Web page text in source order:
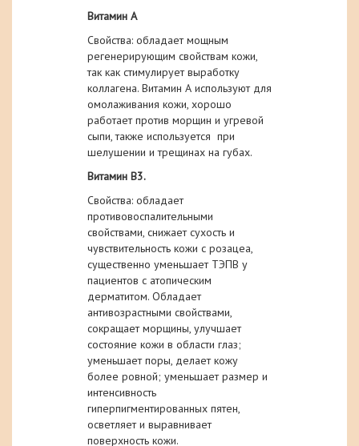
Витамин А
Свойства: обладает мощным
регенерирующим свойствам кожи,
так как стимулирует выработку
коллагена. Витамин А используют для
омолаживания кожи, хорошо
работает против морщин и угревой
сыпи, также используется при
шелушении и трещинах на губах.
Витамин B3.
Свойства: обладает
противовоспалительными
свойствами, снижает сухость и
чувствительность кожи с розацеа,
существенно уменьшает ТЭПВ у
пациентов с атопическим
дерматитом. Обладает
антивозрастными свойствами,
сокращает морщины, улучшает
состояние кожи в области глаз;
уменьшает поры, делает кожу
более ровной; уменьшает размер и
интенсивность
гиперпигментированных пятен,
осветляет и выравнивает
поверхность кожи.